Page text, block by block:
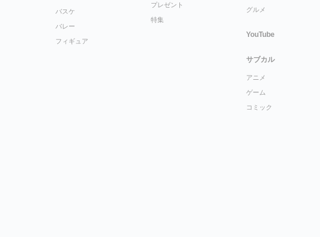
バスケ
バレー
フィギュア
プレゼント
特集
グルメ
YouTube
サブカル
アニメ
ゲーム
コミック